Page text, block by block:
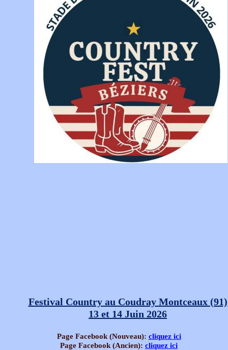
Page Facebook (Nouveau): cliquez ici
Page Facebook (Ancien): cliquez ici
Festival Country au Coudray Montceaux (91)
13 et 14 Juin 2026